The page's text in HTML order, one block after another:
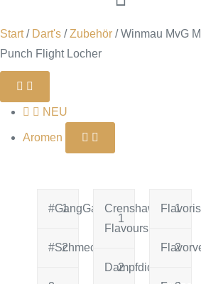
Start/ Dart's /Zubehör / Winmau MvG
Punch Flight Locher
NEU
Aromen
#GangGang
1
#Schmeckt
2
Crenshaw
Flavours
1
Dampfdidas
2
1
2